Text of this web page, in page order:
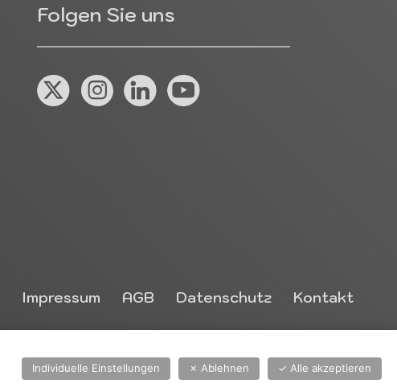
Folgen Sie uns
X (Twitter)
InstagramLinkedin
Impressum AGB Datenschutz Kontakt
✓ Alle akzeptieren
Individuelle Einstellungen ✗ Ablehnen